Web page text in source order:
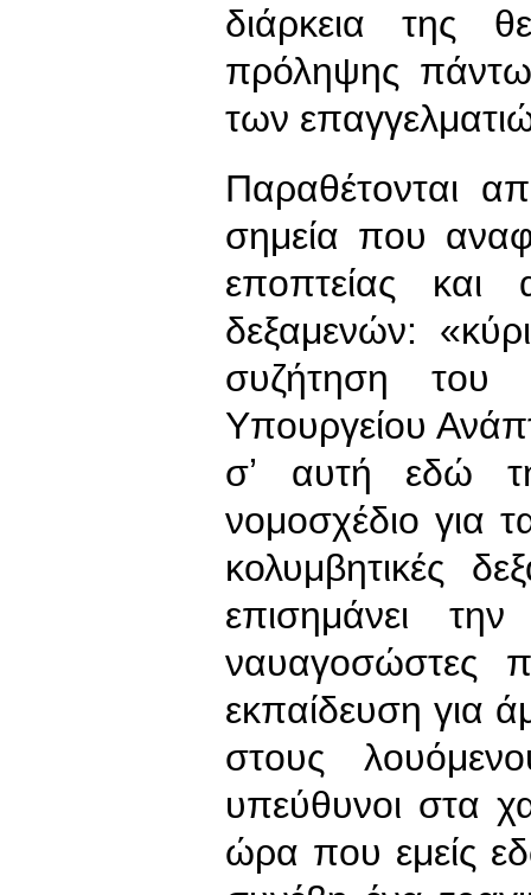
διάρκεια της
πρόληψης
των
Παραθέτονται
σημεία που
εποπτείας και
δεξαμενών:
συζήτηση του
Υπουργείου
σʼ αυτή εδώ
νομοσχέδιο για
κολυμβητικές
επισημάνει
ναυαγοσώστες
εκπαίδευση για
στους
υπεύθυνοι στα
ώρα που εμείς